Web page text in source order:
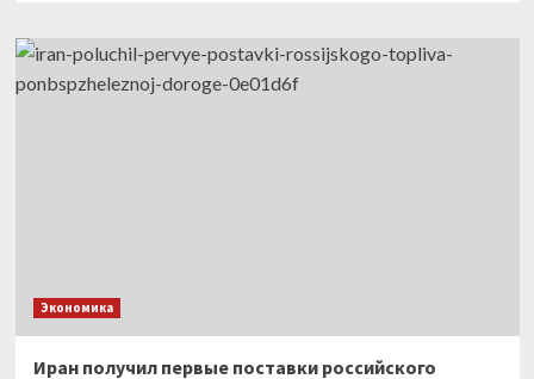
повысил
прогноз
Экономика
Иран получил первые поставки российского